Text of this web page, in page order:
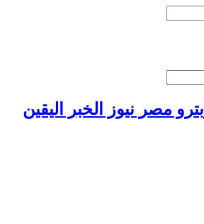
بترو مصر نيوز الخبر اليقين